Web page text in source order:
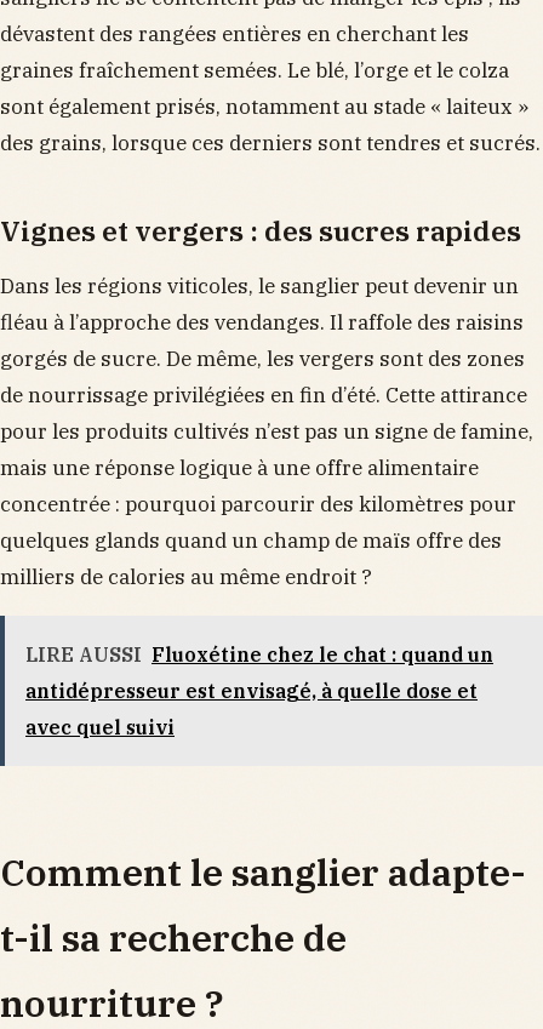
dévastent des rangées entières en cherchant les
graines fraîchement semées. Le blé, l’orge et le colza
sont également prisés, notamment au stade « laiteux »
des grains, lorsque ces derniers sont tendres et sucrés.
Vignes et vergers : des sucres rapides
Dans les régions viticoles, le sanglier peut devenir un
fléau à l’approche des vendanges. Il raffole des raisins
gorgés de sucre. De même, les vergers sont des zones
de nourrissage privilégiées en fin d’été. Cette attirance
pour les produits cultivés n’est pas un signe de famine,
mais une réponse logique à une offre alimentaire
concentrée : pourquoi parcourir des kilomètres pour
quelques glands quand un champ de maïs offre des
milliers de calories au même endroit ?
LIRE AUSSI Fluoxétine chez le chat : quand un
antidépresseur est envisagé, à quelle dose et
avec quel suivi
Comment le sanglier adapte-
t-il sa recherche de
nourriture ?